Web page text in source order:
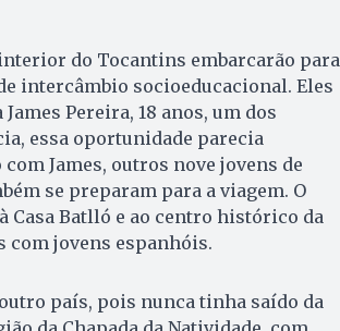
do Tocantins embarcarão para
intercâmbio socioeducacional. Eles
Pereira, 18 anos, um dos
essa oportunidade parecia
James, outros nove jovens de
se preparam para a viagem. O
Batlló e ao centro histórico da
com jovens espanhóis.
país, pois nunca tinha saído da